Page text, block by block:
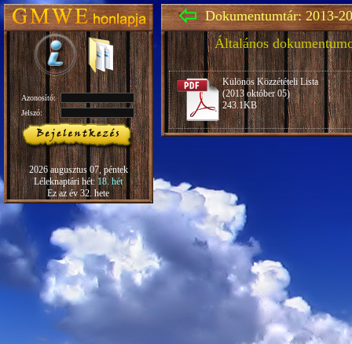
Azonosító:
Jelszó:
2026 augusztus 07, péntek
Léleknaptári hét:18. hét
Ez az év 32. hete
Dokumentumtár: 2013-
Általános
Különös Közzétételi Lista
(2013 október 05)
243.1KB